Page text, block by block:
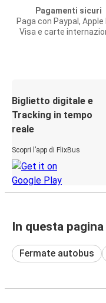
Pagamenti sicuri
Paga con Paypal, Apple
Visa e carte
Biglietto digitale e
Tracking in tempo
reale
Scopri l’app di FlixBus
In questa pagina
Fermate autobus